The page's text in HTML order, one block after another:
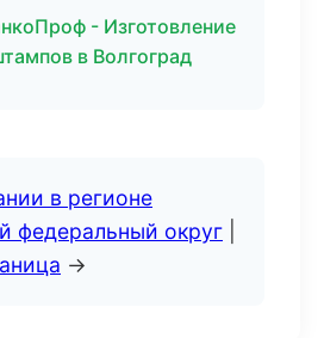
- Изготовление
в Волгоград
в регионе
федеральный округ
→